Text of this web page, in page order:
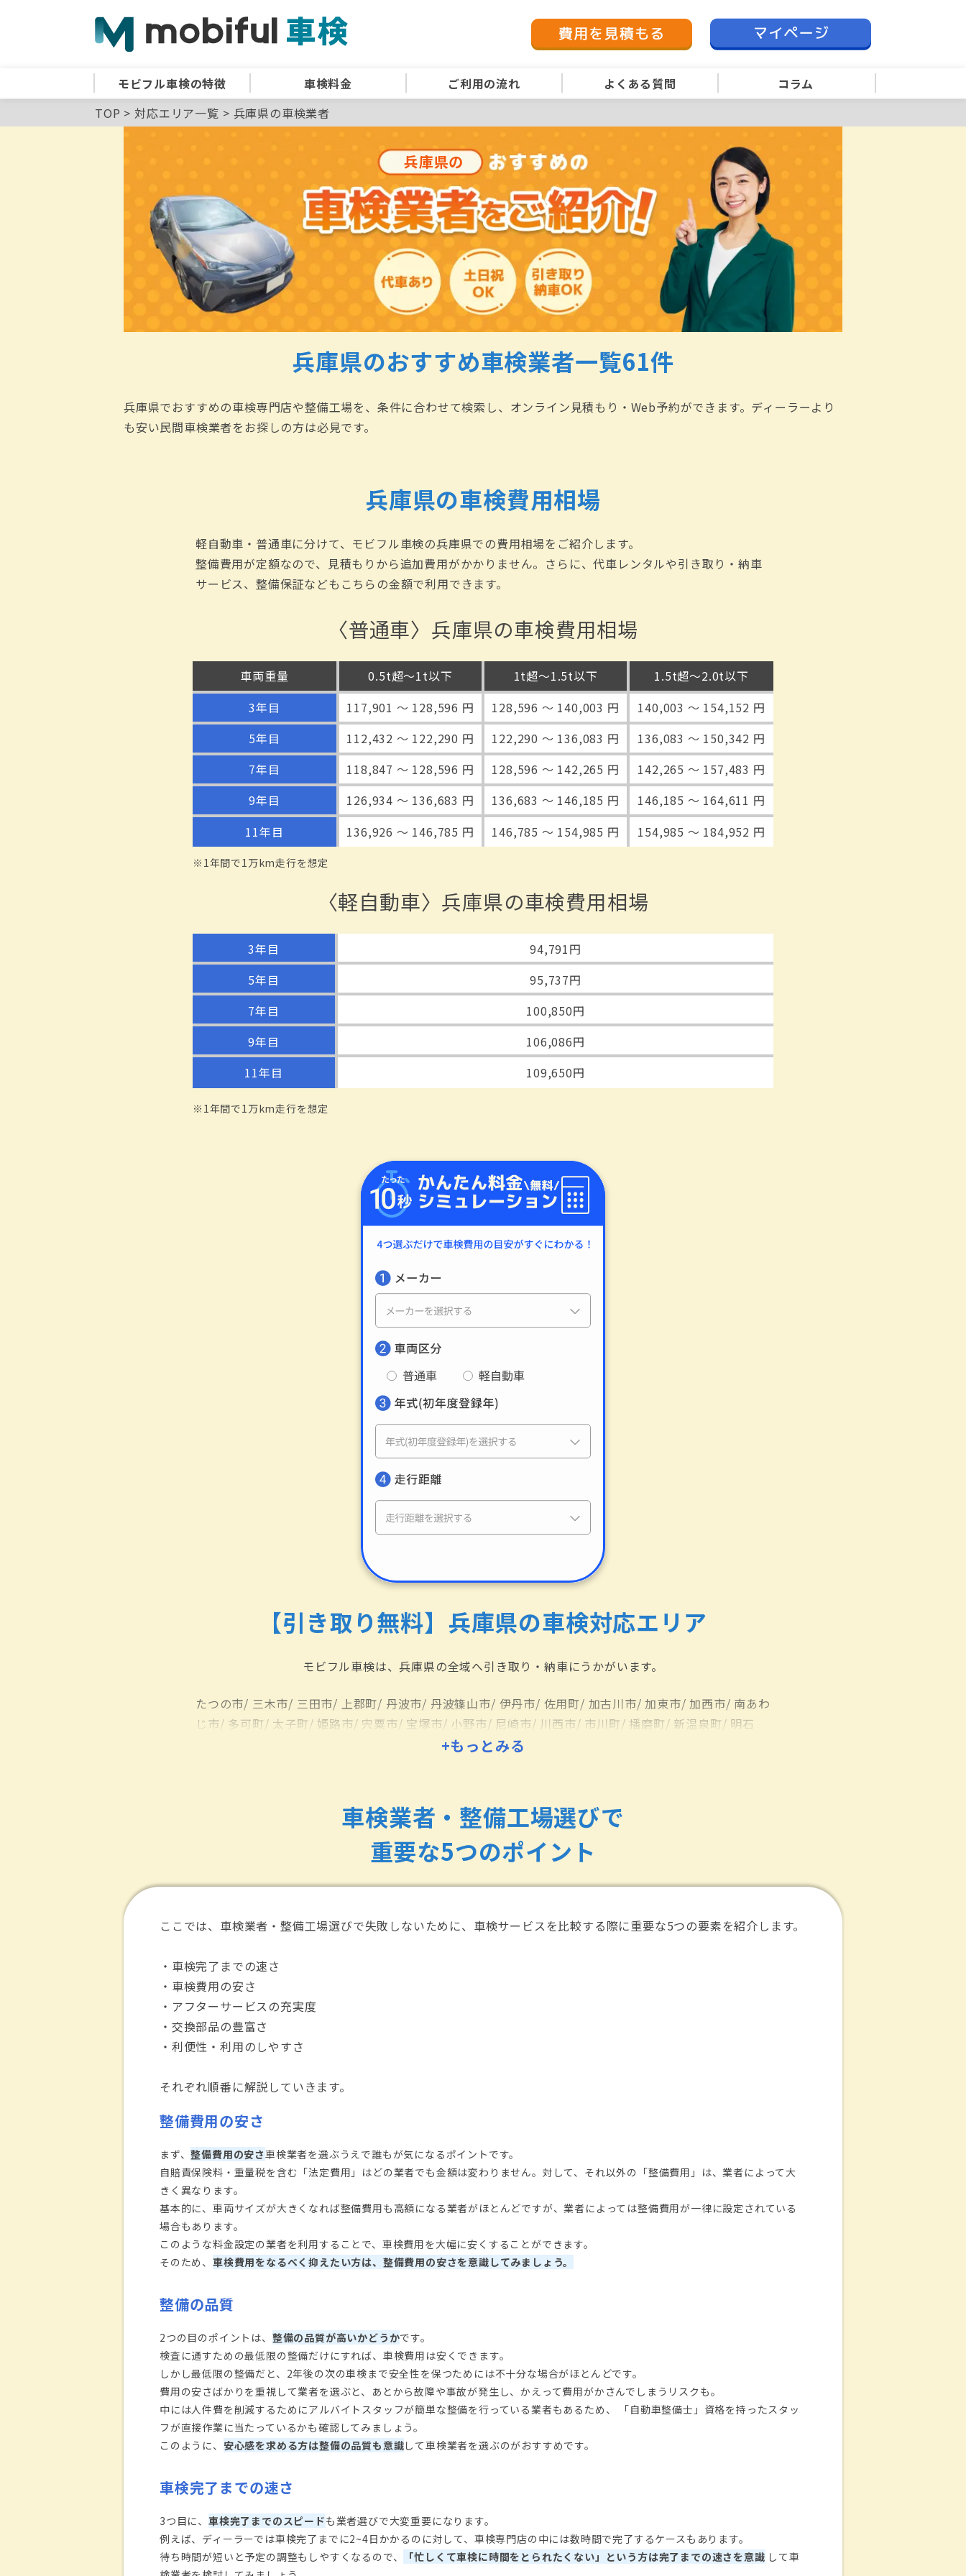
モビフル車検の特徴 車検料金 ご利用の流れ よくある質問
コラム
TOP
対応エリア一覧 兵庫県の車検業者
兵庫県の
兵庫県のおすすめ車検業者一覧61件
兵庫県でおすすめの車検専門店や整備工場を、条件に合わせて検索し、オンライン見積もり・Web予約ができます。ディーラーより
も安い民間車検業者をお探しの方は必見です。
兵庫県の車検費用相場
軽自動車・普通車に分けて、モビフル車検の兵庫県での費用相場をご紹介します。
整備費用が定額なので、見積もりから追加費用がかかりません。さらに、代車レンタルや引き取り・納車
サービス、整備保証などもこちらの金額で利用できます。
〈普通車〉兵庫県の車検費用相場
車両重量 0.5t超〜1t以下 1t超〜1.5t以下
1.5t超〜2.0t以下
3年目
117,901 〜 128,596 円 128,596 〜 140,003 円
140,003 〜 154,152 円
5年目
112,432 〜 122,290 円 122,290 〜 136,083 円
136,083 〜 150,342 円
7年目
118,847 〜 128,596 円 128,596 〜 142,265 円
142,265 〜 157,483 円
9年目
126,934 〜 136,683 円 136,683 〜 146,185 円
146,185 〜 164,611 円
11年目
136,926 〜 146,785 円 146,785 〜 154,985 円 154,985 〜 184,952 円
※1年間で1万km走行を想定
〈軽自動車〉兵庫県の車検費用相場
3年目
94,791円
5年目
95,737円
7年目
100,850円
9年目
106,086円
11年目
109,650円
※1年間で1万km走行を想定
【引き取り無料】兵庫県の車検対応エリア
モビフル車検は、兵庫県の全域へ引き取り・納車にうかがいます。
たつの市/ 三木市/ 三田市/ 上郡町/ 丹波市/ 丹波篠山市/ 伊丹市/ 佐用町/ 加古川市/ 加東市/ 加西市/ 南あわ
じ市/ 多可町/ 太子町/ 姫路市/ 宍粟市/ 宝塚市/ 小野市/ 尼崎市/ 川西市/ 市川町/ 播磨町/ 新温泉町/ 明石
相生市/ 神戸市/ 神戸市中央区/
+もっとみる
車検業者・整備工場選びで
重要な5つのポイント
ここでは、車検業者・整備工場選びで失敗しないために、車検サービスを比較する際に重要な5つの要素を紹介します。
・車検完了までの速さ
・車検費用の安さ
・アフターサービスの充実度
・交換部品の豊富さ
・利便性・利用のしやすさ
それぞれ順番に解説していきます。
整備費用の安さ
まず、整備費用の安さ車検業者を選ぶうえで誰もが気になるポイントです。
自賠責保険料・重量税を含む「法定費用」はどの業者でも金額は変わりません。対して、それ以外の「整備費用」は、業者によって大
きく異なります。
基本的に、車両サイズが大きくなれば整備費用も高額になる業者がほとんどですが、業者によっては整備費用が一律に設定されている
場合もあります。
このような料金設定の業者を利用することで、車検費用を大幅に安くすることができます。
そのため、 車検費用をなるべく抑えたい方は、整備費用の安さを意識してみましょう。
整備の品質
2つの目のポイントは、 整備の品質が高いかどうかです。
検査に通すための最低限の整備だけにすれば、車検費用は安くできます。
しかし最低限の整備だと、2年後の次の車検まで安全性を保つためには不十分な場合がほとんどです。
費用の安さばかりを重視して業者を選ぶと、あとから故障や事故が発生し、かえって費用がかさんでしまうリスクも。
中には人件費を削減するためにアルバイトスタッフが簡単な整備を行っている業者もあるため、 「自動車整備士」資格を持ったスタッ
フが直接作業に当たっているかも確認してみましょう。
このように、 安心感を求める方は整備の品質も意識して車検業者を選ぶのがおすすめです。
車検完了までの速さ
3つ目に、 車検完了までのスピードも業者選びで大変重要になります。
例えば、ディーラーでは車検完了までに2~4日かかるのに対して、車検専門店の中には数時間で完了するケースもあります。
待ち時間が短いと予定の調整もしやすくなるので、
「忙しくて車検に時間をとられたくない」という方は完了までの速さを意識 して車